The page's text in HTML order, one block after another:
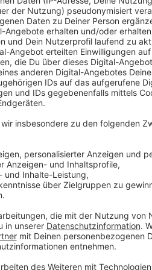
es heute Mittag im
rund um das Thema
schießen lassen. Morgen gibt
Dafür muss man sich
zur Woche der
Meldungen aus
wieder Warnstreiks in Leverkusen
Sieg für Bayer 04